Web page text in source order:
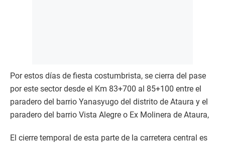
Por estos días de fiesta costumbrista, se cierra del pase
por este sector desde el Km 83+700 al 85+100 entre el
paradero del barrio Yanasyugo del distrito de Ataura y el
paradero del barrio Vista Alegre o Ex Molinera de Ataura,
El cierre temporal de esta parte de la carretera central es